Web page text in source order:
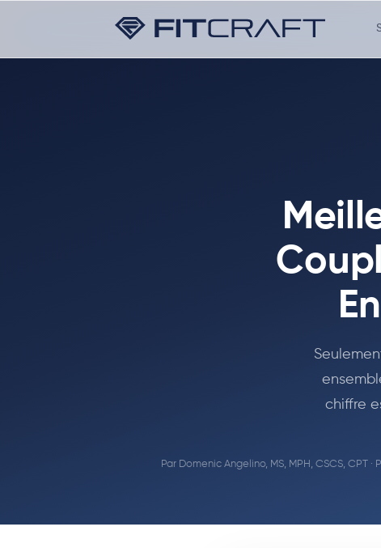
chiffre
Par Domenic Angelino, MS, MPH, CSCS, CPT ·